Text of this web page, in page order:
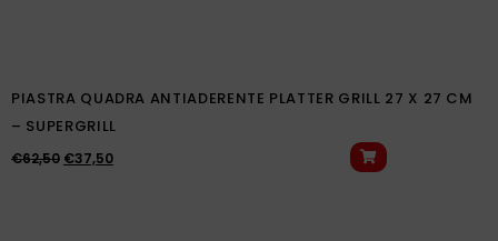
PIASTRA QUADRA ANTIADERENTE PLATTER GRILL 27 X 27 CM
– SUPERGRILL
€62,50 €37,50